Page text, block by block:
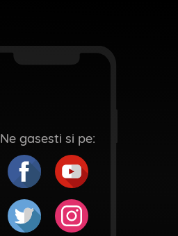
Ne gasesti si pe: